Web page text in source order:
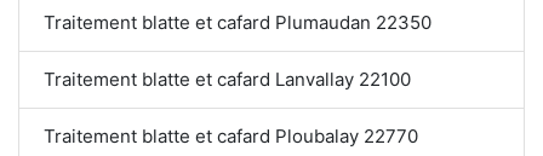
Traitement blatte et cafard Plumaudan 22350
Traitement blatte et cafard Lanvallay 22100
Traitement blatte et cafard Ploubalay 22770